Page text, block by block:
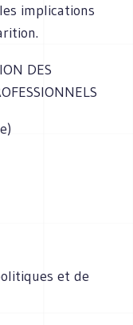
implications
DES
et de